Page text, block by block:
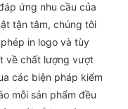
ứng nhu cầu của
tận tâm, chúng tôi
in logo và tùy
về chất lượng vượt
các biện pháp kiểm
mỗi sản phẩm đều